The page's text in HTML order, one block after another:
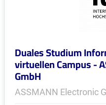
Duales Studium
virtuellen Campus -
GmbH
ASSMANN Electronic